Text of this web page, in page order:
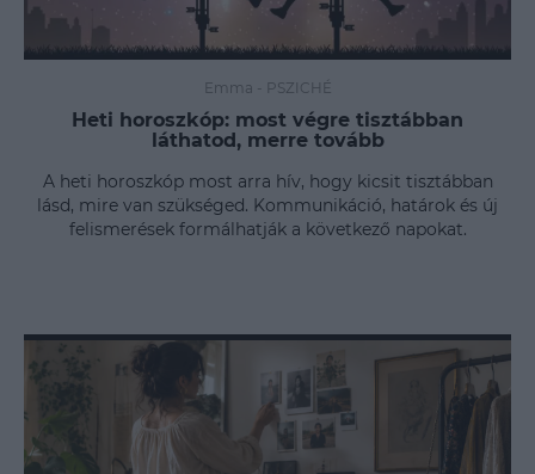
Emma - PSZICHÉ
Heti horoszkóp: most végre tisztábban
láthatod, merre tovább
A heti horoszkóp most arra hív, hogy kicsit tisztábban
lásd, mire van szükséged. Kommunikáció, határok és új
felismerések formálhatják a következő napokat.